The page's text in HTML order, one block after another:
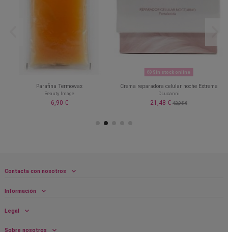
Parafina Termowax
Beauty Image
6,90 €
Sin stock online
Crema reparadora celular noche Extreme
DLucanni
21,48 € 42,95 €
Contacta con nosotros
Información
Legal
Sobre nosotros